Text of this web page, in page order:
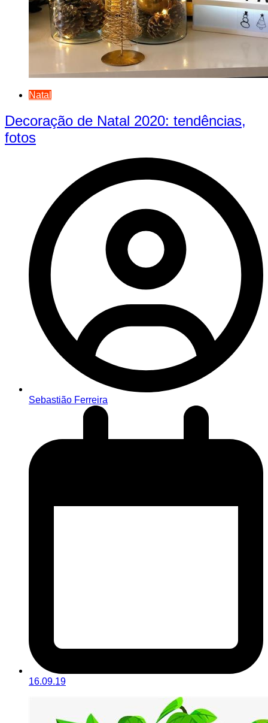
Natal
Decoração de Natal 2020: tendências,
fotos
Sebastião Ferreira
16.09.19